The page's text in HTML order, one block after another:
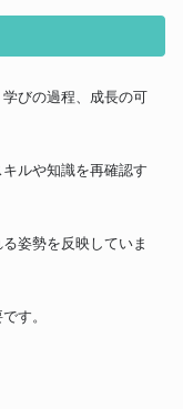
びの過程、成長の可
ルや知識を再確認す
姿勢を反映していま
す。